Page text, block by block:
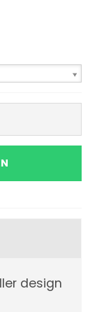
design